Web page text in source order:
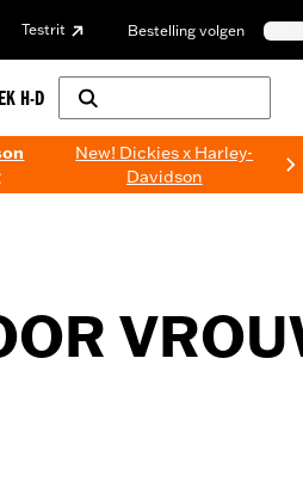
Testrit Bestelling volgen
H-D
New! Dickies x Harley-
Davidson